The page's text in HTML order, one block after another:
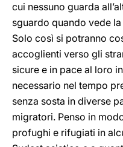
cui nessuno guarda
sguardo quando vede
Solo così si potranno
accoglienti verso gli
sicure e in pace al loro
necessario nel tempo
senza sosta in diverse
migratori. Penso in
profughi e rifugiati in